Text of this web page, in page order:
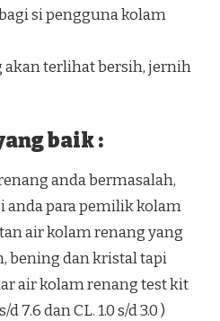
si pengguna kolam
akan terlihat bersih, jernih
baik :
anda bermasalah,
anda para pemilik kolam
air kolam renang yang
bening dan kristal tapi
air kolam renang test kit
7.6 dan CL. 1.0 s/d 3.0 )